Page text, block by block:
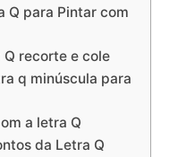
Q para Pintar com
recorte e cole
q minúscula para
a letra Q
da Letra Q